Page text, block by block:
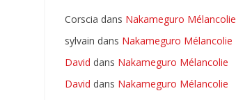
Corscia dans Nakameguro Mélancolie
sylvain dans Nakameguro Mélancolie
David dans Nakameguro Mélancolie
David dans Nakameguro Mélancolie